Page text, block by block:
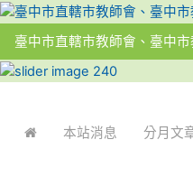
臺中市直轄市教師會、臺中
本站消息 分月文